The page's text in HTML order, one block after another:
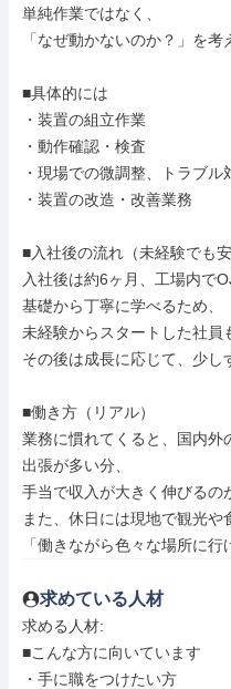
単純作業ではなく、
「なぜ動かないのか？」を
■具体的には
・装置の組立作業
・動作確認・検査
・現場での微調整、トラブル
・装置の改造・改善業務
■入社後の流れ（未経験でも安
入社後は約6ヶ月、工場内で
基礎から丁寧に学べるため、
未経験からスタートした社員
その後は成長に応じて、少し
■働き方（リアル）
業務に慣れてくると、国内外
出張が多い分、
手当で収入が大きく伸びるの
また、休日には現地で観光や
「働きながら色々な場所に行
求めている人材
求める人材:
■こんな方に向いています
・手に職をつけたい方